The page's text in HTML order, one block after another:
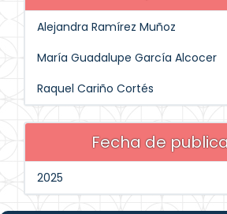
Alejandra Ramírez Muñoz
María Guadalupe García Alcocer
Raquel Cariño Cortés
Fecha de
2025